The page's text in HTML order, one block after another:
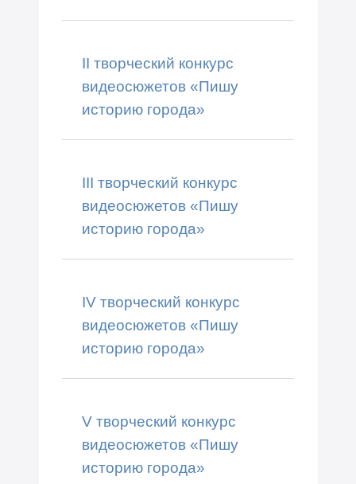
II творческий конкурс
видеосюжетов «Пишу
историю города»
III творческий конкурс
видеосюжетов «Пишу
историю города»
IV творческий конкурс
видеосюжетов «Пишу
историю города»
V творческий конкурс
видеосюжетов «Пишу
историю города»